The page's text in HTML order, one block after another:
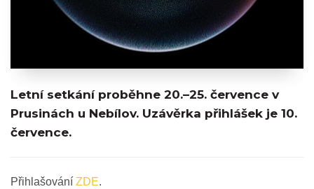
Letní setkání proběhne 20.–25. července v
Prusinách u Nebílov. Uzávěrka přihlášek je 10.
července.
Přihlašování ZDE.